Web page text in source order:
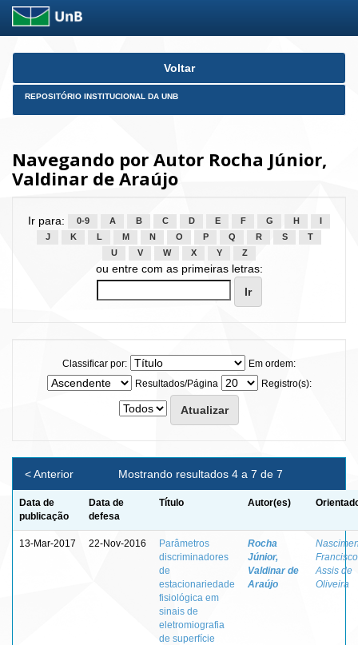
Skip
Voltar
REPOSITÓRIO INSTITUCIONAL DA UNB
Navegando por Autor Rocha Júnior,
Valdinar de Araújo
Ir para: 0-9 A B C D E F G H
J
K L M N O P Q R S
T
U
V W X Y Z
ou entre com as primeiras letras:
Classificar por:
Em ordem:
Resultados/Página
Registro(s):
Mostrando resultados 4 a 7 de 7
< Anterior
Data de
publicação
Data de
defesa
Título Autor(es)
13-Mar-2017 22-Nov-2016
Parâmetros
discriminadores
de
estacionariedade
fisiológica em
sinais de
eletromiografia
de superfície
Rocha
Júnior,
Valdinar de
Araújo
Francisco
Assis de
Oliveira